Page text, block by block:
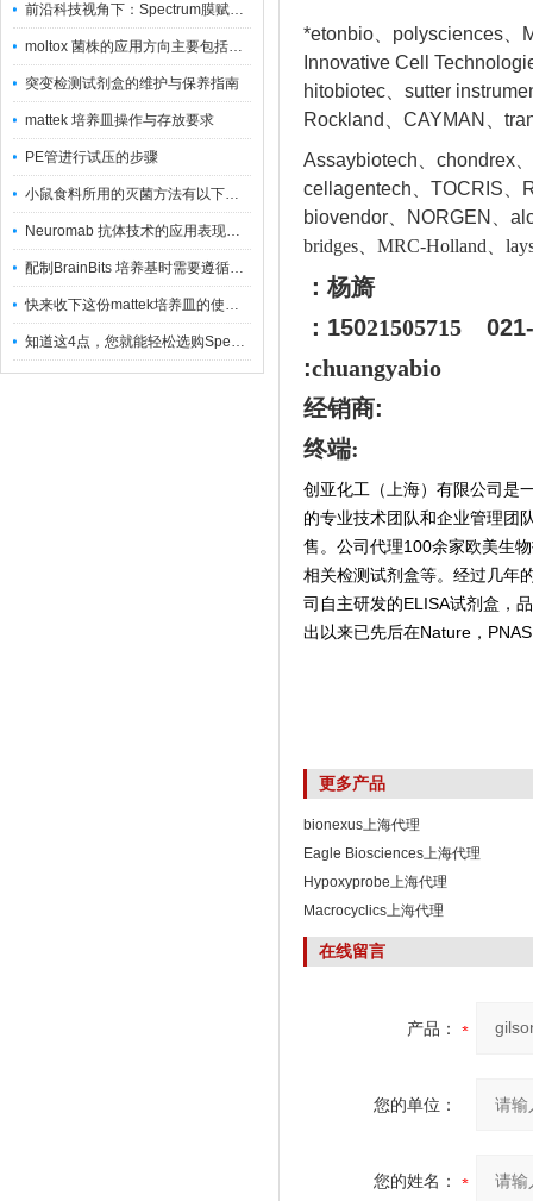
前沿科技视角下：Spectrum膜赋能精密制造
moltox 菌株的应用方向主要包括以下几个方面
突变检测试剂盒的维护与保养指南
mattek 培养皿操作与存放要求
PE管进行试压的步骤
小鼠食料所用的灭菌方法有以下三种
Neuromab 抗体技术的应用表现在这几方面
配制BrainBits 培养基时需要遵循的原则
快来收下这份mattek培养皿的使用指南
知道这4点，您就能轻松选购Spectrum 膜
*etonbio、polysciences、
Innovative Cell
hitobiotec、sutter
Rockland、CAYMAN、
Assaybiotech、chondrex
cellagentech、TOCRIS、
biovendor、NORGEN、a
bridges、MRC-Holland、
：杨旖
：15021505715
021-
:chuangyabio
经销商:
终端:
创亚化工（上海）有限公司是
的专业技术团队和企业管理团
售。公司代理100余家欧美生
相关检测试剂盒等。经过几年
司自主研发的ELISA试剂盒，
出以来已先后在Nature，
更多产品
bionexus上海代理
Eagle Biosciences上海代理
Hypoxyprobe上海代理
Macrocyclics上海代理
在线留言
产品：
您的单位：
您的姓名：